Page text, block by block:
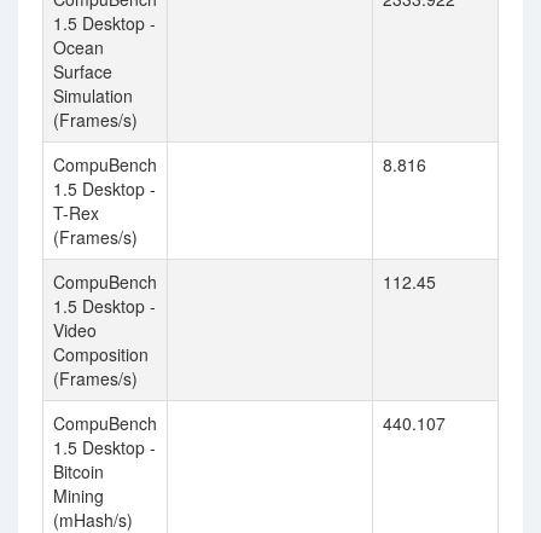
1.5 Desktop -
Ocean
Surface
Simulation
(Frames/s)
CompuBench
1.5 Desktop -
T-Rex
(Frames/s)
8.816
CompuBench
1.5 Desktop -
Video
Composition
(Frames/s)
112.45
CompuBench
1.5 Desktop -
Bitcoin
Mining
(mHash/s)
440.107